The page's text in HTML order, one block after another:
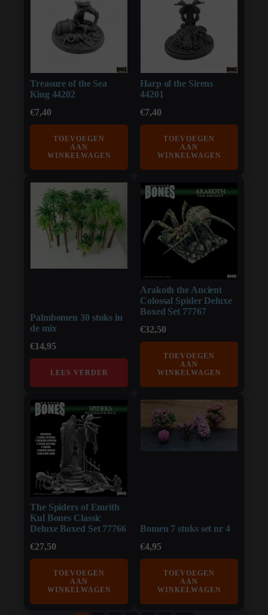
Treasure of the Sea
King 44202
€7,40
TOEVOEGEN
AAN
WINKELWAGEN
Harp of the Sirens
44201
€7,40
TOEVOEGEN
AAN
WINKELWAGEN
Palmbomen 30 stuks in
de mix
€14,95
LEES VERDER
Arakoth the Ancient
Colossal Spider Deluxe
Boxed Set 77767
€32,50
TOEVOEGEN
AAN
WINKELWAGEN
The Spiders of Emrith
Kul Bones Classic
Deluxe Boxed Set 77766
€27,50
TOEVOEGEN
AAN
WINKELWAGEN
Bomen 7 stuks set nr 4
€4,95
TOEVOEGEN
AAN
WINKELWAGEN